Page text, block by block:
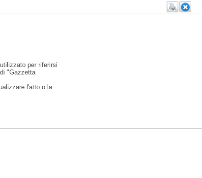
per riferirsi
"Gazzetta
l'atto o la